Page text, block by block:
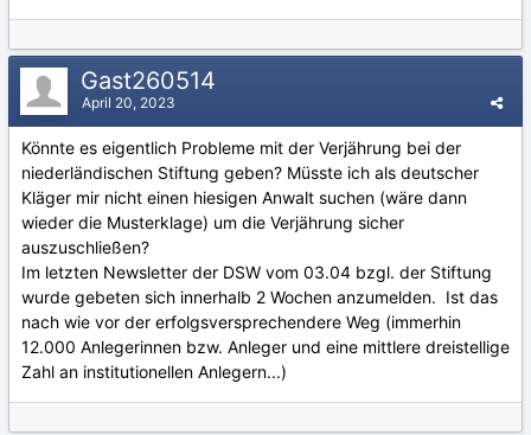
Gast260514
April 20, 2023
Könnte es eigentlich Probleme mit der Verjährung bei der
niederländischen Stiftung geben? Müsste ich als deutscher
Kläger mir nicht einen hiesigen Anwalt suchen (wäre dann
wieder die Musterklage) um die Verjährung sicher
auszuschließen?
Im letzten Newsletter der DSW vom 03.04 bzgl. der Stiftung
wurde gebeten sich innerhalb 2 Wochen anzumelden. Ist das
nach wie vor der erfolgsversprechendere Weg (immerhin
12.000 Anlegerinnen bzw. Anleger und eine mittlere dreistellige
Zahl an institutionellen Anlegern...)